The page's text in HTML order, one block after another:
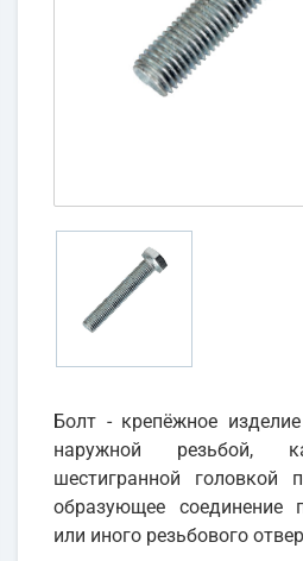
Болт - крепёжное
наружной резьбой,
шестигранной головкой
образующее соединение
или иного резьбового